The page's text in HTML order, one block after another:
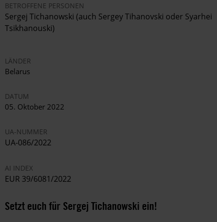
BETROFFENE PERSONEN
Sergej Tichanowski (auch Sergey Tihanovski oder Syarhei
Tsikhanouski)
LÄNDER
Belarus
DATUM
05. Oktober 2022
UA-NUMMER
UA-086/2022
AI INDEX
EUR 39/6081/2022
Setzt euch für Sergej Tichanowski ein!